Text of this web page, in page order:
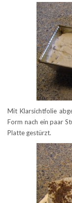
Mit Klarsichtfolie
Form nach ein paar
Platte gestürzt.